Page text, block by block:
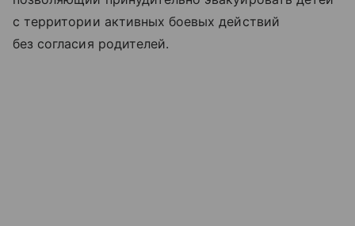
с территории активных боевых действий
без согласия родителей.